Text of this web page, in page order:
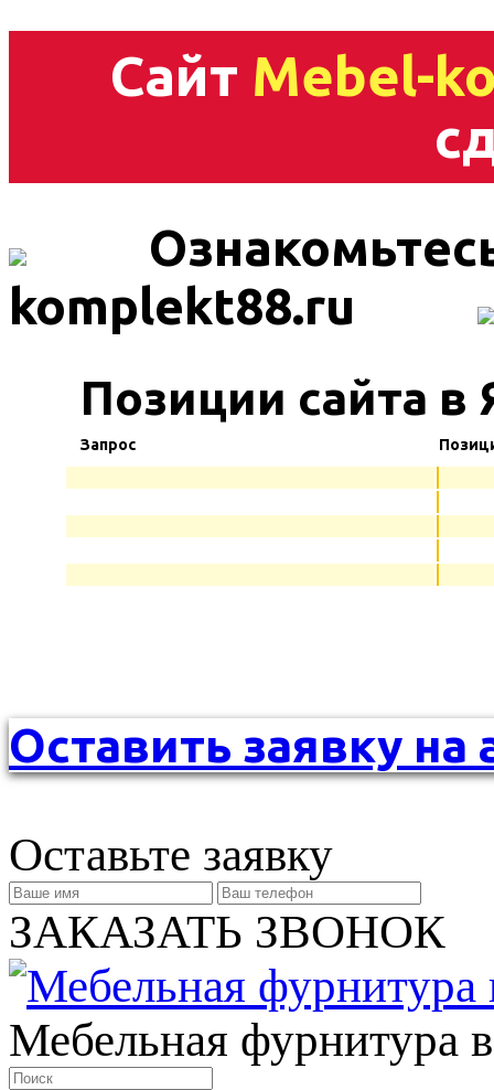
Сайт Mebel-
komplekt88.ru
Позиции сайта в
Запрос
Оставить заявку на
Оставьте заявку
ЗАКАЗАТЬ ЗВОНОК
Мебельная фурнитура